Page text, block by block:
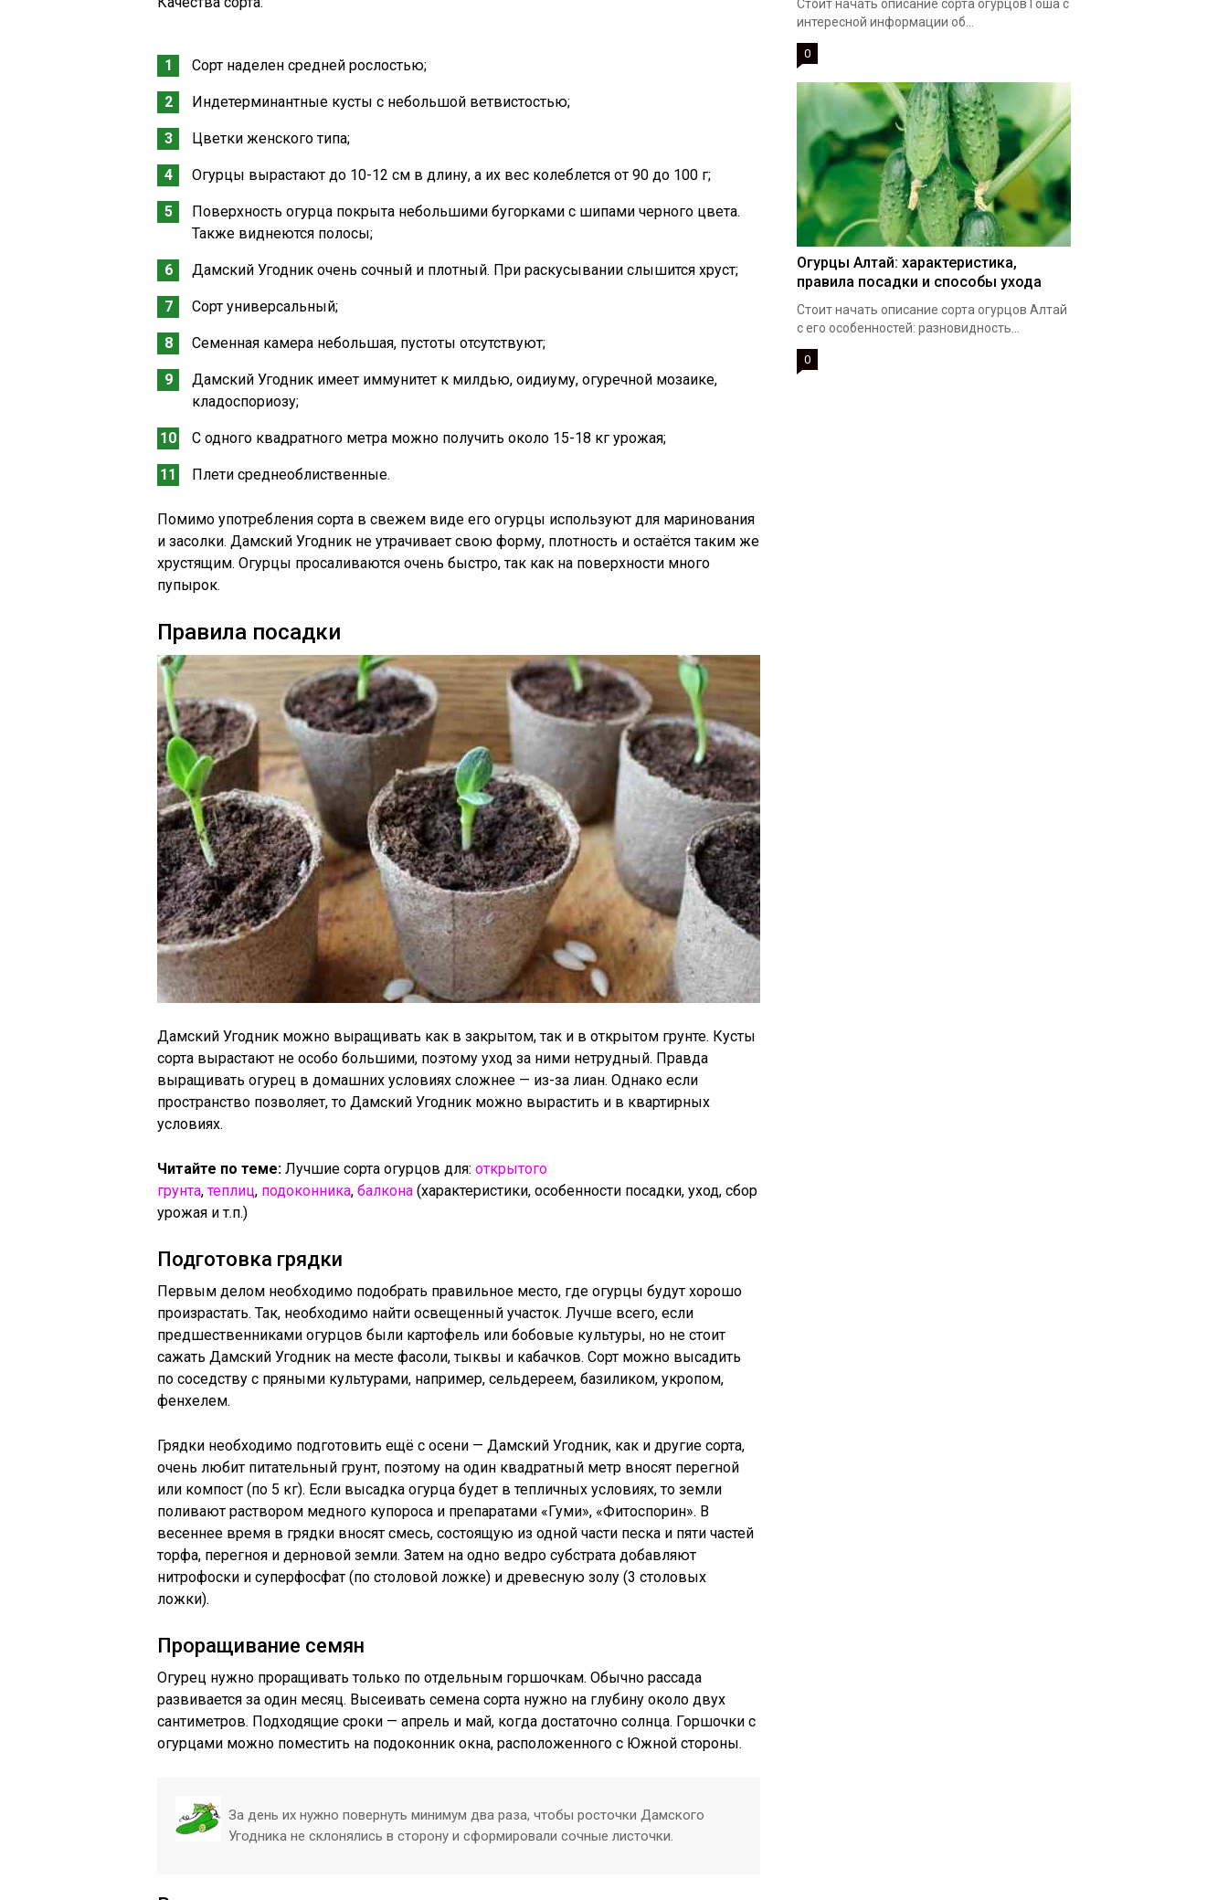
Сорт наделен средней рослостью;
Индетерминантные кусты с небольшой ветвистостью;
Цветки женского типа;
Огурцы вырастают до 10-12 см в длину, а их вес колеблется от 90 до 100 г;
Поверхность огурца покрыта небольшими бугорками с шипами черного цвета.
Также виднеются полосы;
Дамский Угодник очень сочный и плотный. При раскусывании слышится хруст;
Сорт универсальный;
Семенная камера небольшая, пустоты отсутствуют;
Дамский Угодник имеет иммунитет к милдью, оидиуму, огуречной мозаике,
кладоспориозу;
С одного квадратного метра можно получить около 15-18 кг урожая;
Плети среднеоблиственные.
Помимо употребления сорта в свежем виде его огурцы используют для маринования
и засолки. Дамский Угодник не утрачивает свою форму, плотность и остаётся таким же
хрустящим. Огурцы просаливаются очень быстро, так как на поверхности много
пупырок.
Правила посадки
Дамский Угодник можно выращивать как в закрытом, так и в открытом грунте. Кусты
сорта вырастают не особо большими, поэтому уход за ними нетрудный. Правда
выращивать огурец в домашних условиях сложнее — из-за лиан. Однако если
пространство позволяет, то Дамский Угодник можно вырастить и в квартирных
условиях.
Читайте по теме: Лучшие сорта огурцов для: открытого
грунта,теплиц, подоконника, балкона (характеристики, особенности посадки, уход, сбор
урожая и т.п.)
Подготовка грядки
Первым делом необходимо подобрать правильное место, где огурцы будут хорошо
произрастать. Так, необходимо найти освещенный участок. Лучше всего, если
предшественниками огурцов были картофель или бобовые культуры, но не стоит
сажать Дамский Угодник на месте фасоли, тыквы и кабачков. Сорт можно высадить
по соседству с пряными культурами, например, сельдереем, базиликом, укропом,
фенхелем.
Грядки необходимо подготовить ещё с осени — Дамский Угодник, как и другие сорта,
очень любит питательный грунт, поэтому на один квадратный метр вносят перегной
или компост (по 5 кг). Если высадка огурца будет в тепличных условиях, то земли
поливают раствором медного купороса и препаратами «Гуми», «Фитоспорин». В
весеннее время в грядки вносят смесь, состоящую из одной части песка и пяти частей
торфа, перегноя и дерновой земли. Затем на одно ведро субстрата добавляют
нитрофоски и суперфосфат (по столовой ложке) и древесную золу (3 столовых
ложки).
Проращивание семян
Огурец нужно проращивать только по отдельным горшочкам. Обычно рассада
развивается за один месяц. Высеивать семена сорта нужно на глубину около двух
сантиметров. Подходящие сроки — апрель и май, когда достаточно солнца. Горшочки с
огурцами можно поместить на подоконник окна, расположенного с Южной стороны.
За день их нужно повернуть минимум два раза, чтобы росточки Дамского
Угодника не склонялись в сторону и сформировали сочные листочки.
Стоит начать описание сорта огурцов Гоша с
интересной информации об...
0
Огурцы Алтай: характеристика,
правила посадки и способы ухода
Стоит начать описание сорта огурцов Алтай
с его особенностей: разновидность...
0